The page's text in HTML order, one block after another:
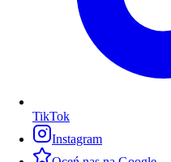
TikTok
Instagram